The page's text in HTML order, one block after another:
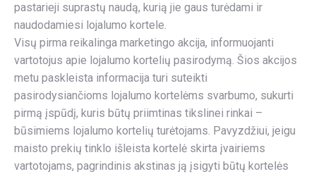
pastarieji suprastų naudą, kurią jie gaus turėdami ir
naudodamiesi lojalumo kortele.
Visų pirma reikalinga marketingo akcija, informuojanti
vartotojus apie lojalumo kortelių pasirodymą. Šios akcijos
metu paskleista informacija turi suteikti
pasirodysiančioms lojalumo kortelėms svarbumo, sukurti
pirmą įspūdį, kuris būtų priimtinas tikslinei rinkai –
būsimiems lojalumo kortelių turėtojams. Pavyzdžiui, jeigu
maisto prekių tinklo išleista kortelė skirta įvairiems
vartotojams, pagrindinis akstinas ją įsigyti būtų kortelės